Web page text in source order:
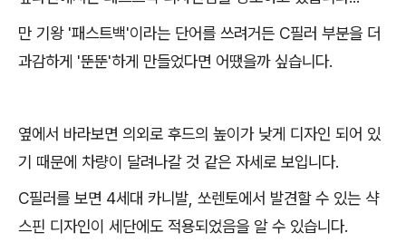
만 기왕 '패스트백'이라는 단어를 쓰려거든 C필러 부분을 더
과감하게 '뚠뚠'하게 만들었다면 어땠을까 싶습니다.
옆에서 바라보면 의외로 후드의 높이가 낮게 디자인 되어 있
기 때문에 차량이 달려나갈 것 같은 자세로 보입니다.
C필러를 보면 4세대 카니발, 쏘렌토에서 발견할 수 있는 샥
스핀 디자인이 세단에도 적용되었음을 알 수 있습니다.